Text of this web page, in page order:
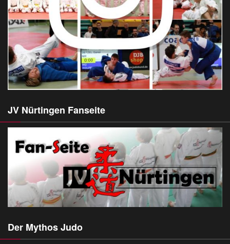
JV Nürtingen Fanseite
Der Mythos Judo